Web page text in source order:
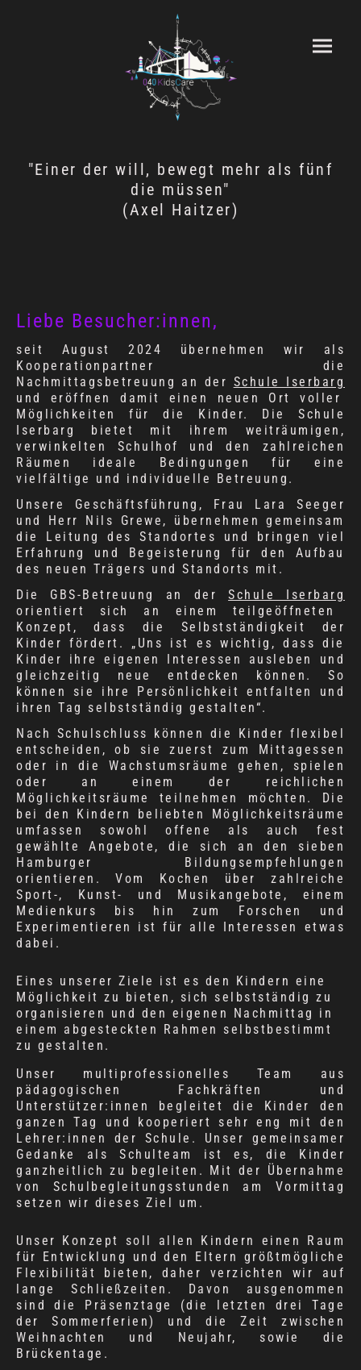
"Einer der will, bewegt mehr als fünf
die müssen"
(Axel Haitzer)
Liebe Besucher:innen,
seit August 2024 übernehmen wir als
Kooperationpartner die
Nachmittagsbetreuung an der Schule Iserbarg
und eröffnen damit einen neuen Ort voller
Möglichkeiten für die Kinder. Die Schule
Iserbarg bietet mit ihrem weiträumigen,
verwinkelten Schulhof und den zahlreichen
Räumen ideale Bedingungen für eine
vielfältige und individuelle Betreuung.
Unsere Geschäftsführung, Frau Lara Seeger
und Herr Nils Grewe, übernehmen gemeinsam
die Leitung des Standortes und bringen viel
Erfahrung und Begeisterung für den Aufbau
des neuen Trägers und Standorts mit.
Die GBS-Betreuung an derSchule Iserbarg
orientiert sich an einem teilgeöffneten
Konzept, dass die Selbstständigkeit der
Kinder fördert. „Uns ist es wichtig, dass die
Kinder ihre eigenen Interessen ausleben und
gleichzeitig neue entdecken können. So
können sie ihre Persönlichkeit entfalten und
ihren Tag selbstständig gestalten“.
Nach Schulschluss können die Kinder flexibel
entscheiden, ob sie zuerst zum Mittagessen
oder in die Wachstumsräume gehen, spielen
oder an einem der reichlichen
Möglichkeitsräume teilnehmen möchten. Die
bei den Kindern beliebten Möglichkeitsräume
umfassen sowohl offene als auch fest
gewählte Angebote, die sich an den sieben
Hamburger Bildungsempfehlungen
orientieren. Vom Kochen über zahlreiche
Sport-, Kunst- und Musikangebote, einem
Medienkurs bis hin zum Forschen und
Experimentieren ist für alle Interessen etwas
dabei.
Eines unserer Ziele ist es den Kindern eine
Möglichkeit zu bieten, sich selbstständig zu
organisieren und den eigenen Nachmittag in
einem abgesteckten Rahmen selbstbestimmt
zu gestalten.
Unser multiprofessionelles Team aus
pädagogischen Fachkräften und
Unterstützer:innen begleitet die Kinder den
ganzen Tag und kooperiert sehr eng mit den
Lehrer:innen der Schule. Unser gemeinsamer
Gedanke als Schulteam ist es, die Kinder
ganzheitlich zu begleiten. Mit der Übernahme
von Schulbegleitungsstunden am Vormittag
setzen wir dieses Ziel um.
Unser Konzept soll allen Kindern einen Raum
für Entwicklung und den Eltern größtmögliche
Flexibilität bieten, daher verzichten wir auf
lange Schließzeiten. Davon ausgenommen
sind die Präsenztage (die letzten drei Tage
der Sommerferien) und die Zeit zwischen
Weihnachten und Neujahr, sowie die
Brückentage.